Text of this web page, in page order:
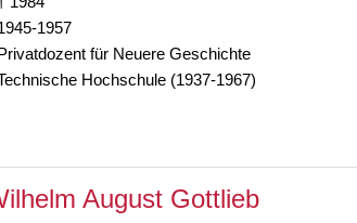
1957
für Neuere Geschichte
Hochschule (1937-1967)
August Gottlieb